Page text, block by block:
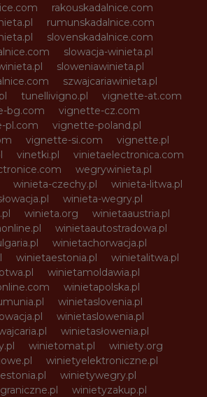
rakouskadalnice.com
rumunskadalnice.com
slovenskadalnice.com
slowacja-winieta.pl
sloweniawinieta.pl
szwajcariawinieta.pl
tunellivigno.pl
vignette-at.com
bg.com
vignette-cz.com
pl.com
vignette-poland.pl
vignette-si.com
vignette.pl
vinetki.pl
vinietaelectronica.com
wegrywinieta.pl
winieta-czechy.pl
winieta-litwa.pl
winieta-wegry.pl
winieta.org
winietaaustria.pl
winietaautostradowa.pl
winietachorwacja.pl
winietaestonia.pl
winietalitwa.pl
winietamoldawia.pl
winietapolska.pl
winietaslovenia.pl
winietaslowenia.pl
winietasłowenia.pl
winietomat.pl
winiety.org
winietyelektroniczne.pl
winietywegry.pl
winietyzakup.pl